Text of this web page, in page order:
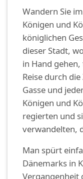
Wandern Sie
Königen und
königlichen
dieser Stadt,
in Hand
Reise durch
Gasse und
Königen und
regierten und
verwandelten,
Man spürt
Dänemarks in
Vergangenheit